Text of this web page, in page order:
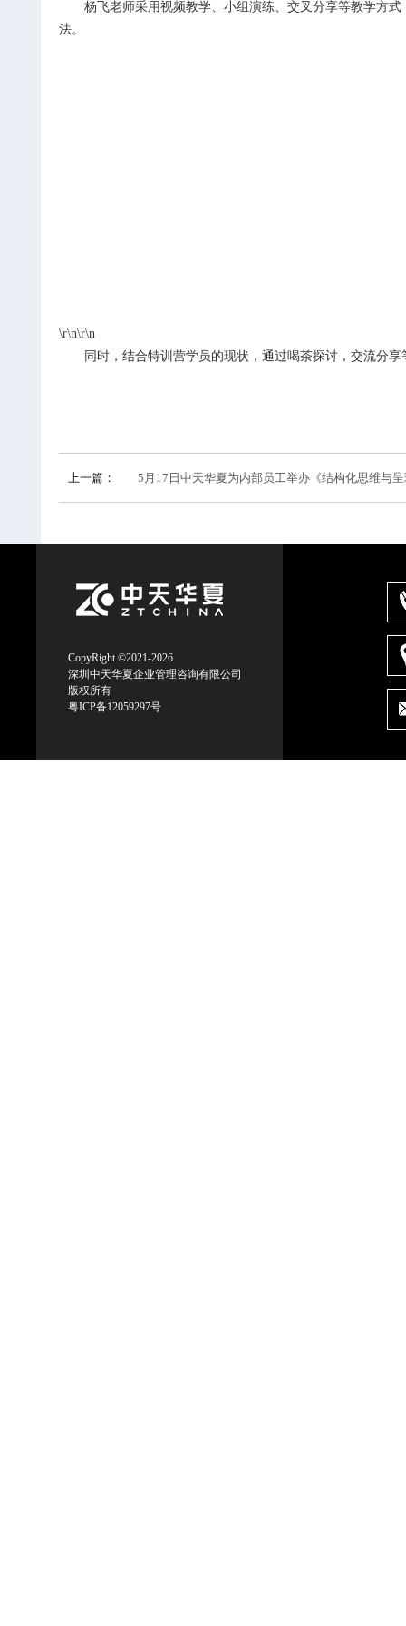
杨飞老师采用视频教学、小组演练、交叉分享等教学方
法。
\r\n\r\n
同时，结合特训营学员的现状，通过喝茶探讨，交流分
上一篇： 5月17日中天华夏为内部员工举办《结构化思维与
CopyRight ©2021-2026
深圳中天华夏企业管理咨询有限公司
版权所有
粤ICP备12059297号